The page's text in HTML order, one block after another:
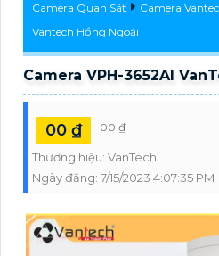
Camera Quan Sát Camera
Vantech Hồng Ngoại
Camera VPH-3652AI
00 ₫ 00 ₫
Thương hiệu: VanTech
Ngày đăng: 7/15/2023 4:07:35 PM